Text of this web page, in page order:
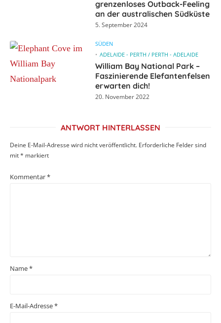
grenzenloses Outback-Feeling
an der australischen Südküste
5. September 2024
SÜDEN
ADELAIDE - PERTH / PERTH - ADELAIDE
William Bay National Park –
Faszinierende Elefantenfelsen
erwarten dich!
20. November 2022
ANTWORT HINTERLASSEN
Deine E-Mail-Adresse wird nicht veröffentlicht. Erforderliche Felder sind
mit* markiert
Kommentar*
Name*
E-Mail-Adresse*